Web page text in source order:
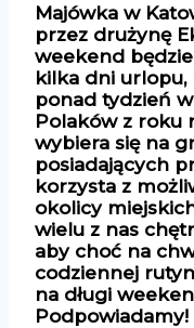
Majówka w
przez drużynę
weekend
kilka dni urlopu,
ponad tydzień
Polaków z roku
wybiera się na
posiadających
korzysta z
okolicy
wielu z nas
aby choć na
codziennej
na długi
Podpowiadamy!